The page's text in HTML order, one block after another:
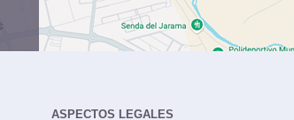
ASPECTOS LEGALES